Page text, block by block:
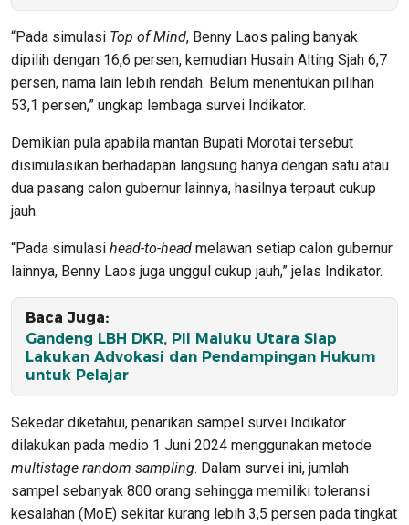
“Pada simulasi Top of Mind, Benny Laos paling banyak
dipilih dengan 16,6 persen, kemudian Husain Alting Sjah 6,7
persen, nama lain lebih rendah. Belum menentukan pilihan
53,1 persen,” ungkap lembaga survei Indikator.
Demikian pula apabila mantan Bupati Morotai tersebut
disimulasikan berhadapan langsung hanya dengan satu atau
dua pasang calon gubernur lainnya, hasilnya terpaut cukup
jauh.
“Pada simulasi head-to-head melawan setiap calon gubernur
lainnya, Benny Laos juga unggul cukup jauh,” jelas Indikator.
Baca Juga:
Gandeng LBH DKR, PII Maluku Utara Siap
Lakukan Advokasi dan Pendampingan Hukum
untuk Pelajar
Sekedar diketahui, penarikan sampel survei Indikator
dilakukan pada medio 1 Juni 2024 menggunakan metode
multistage random sampling. Dalam survei ini, jumlah
sampel sebanyak 800 orang sehingga memiliki toleransi
kesalahan (MoE) sekitar kurang lebih 3,5 persen pada tingkat